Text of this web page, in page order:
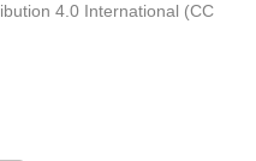
4.0 International (CC